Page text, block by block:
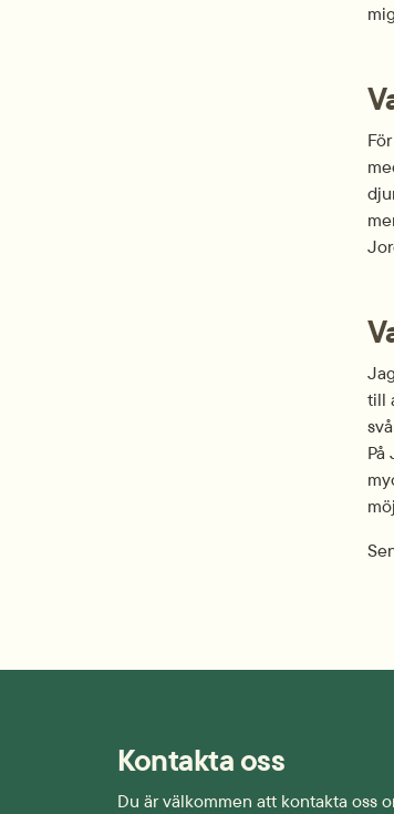
till
På
Kontakta oss
Du är välkommen att kontakta oss